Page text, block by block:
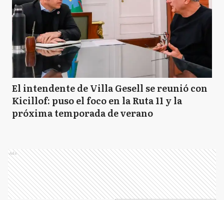
El intendente de Villa Gesell se reunió con
Kicillof: puso el foco en la Ruta 11 y la
próxima temporada de verano
Ads